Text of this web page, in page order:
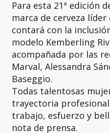
Para esta 21ª edición
marca de cerveza
contará con la
modelo Kemberling
acompañada por las
Marval, Alessandra
Baseggio.
Todas talentosas
trayectoria
trabajo, esfuerzo y
nota de prensa.